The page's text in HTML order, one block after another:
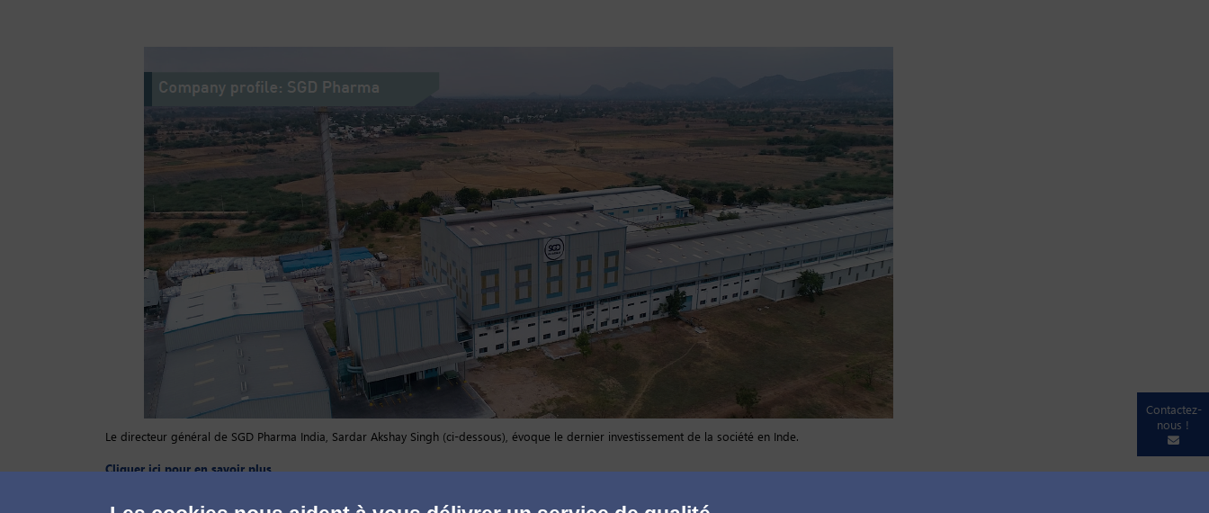
Le directeur général de SGD Pharma India, Sardar Akshay Singh (ci-dessous), évoque le dernier investissement de la société en Inde.
Cliquer ici pour en savoir plus
Contactez-
nous !